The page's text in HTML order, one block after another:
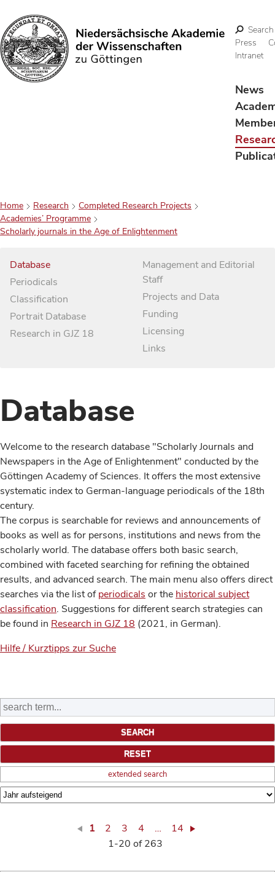
Search
Search
Press
Intranet
News
Home Research
Completed Research Projects
Academies’ Programme
Scholarly journals in the Age of Enlightenment
Database
Periodicals
Classification
Portrait Database
Research in GJZ 18
Management and Editorial
Staff
Projects and Data
Funding
Licensing
Links
Database
Welcome to the research database "Scholarly Journals and
Newspapers in the Age of Enlightenment" conducted by the
Göttingen Academy of Sciences. It offers the most extensive
systematic index to German-language periodicals of the 18th
century.
The corpus is searchable for reviews and announcements of
books as well as for persons, institutions and news from the
scholarly world. The database offers both basic search,
combined with faceted searching for refining the obtained
results, and advanced search. The main menu also offers direct
searches via the list ofperiodicals or the historical subject
classification. Suggestions for different search strategies can
be found in Research in GJZ 18 (2021, in German).
Hilfe / Kurztipps zur Suche
extended search
1 2 3 4 …
14
1-20 of 263